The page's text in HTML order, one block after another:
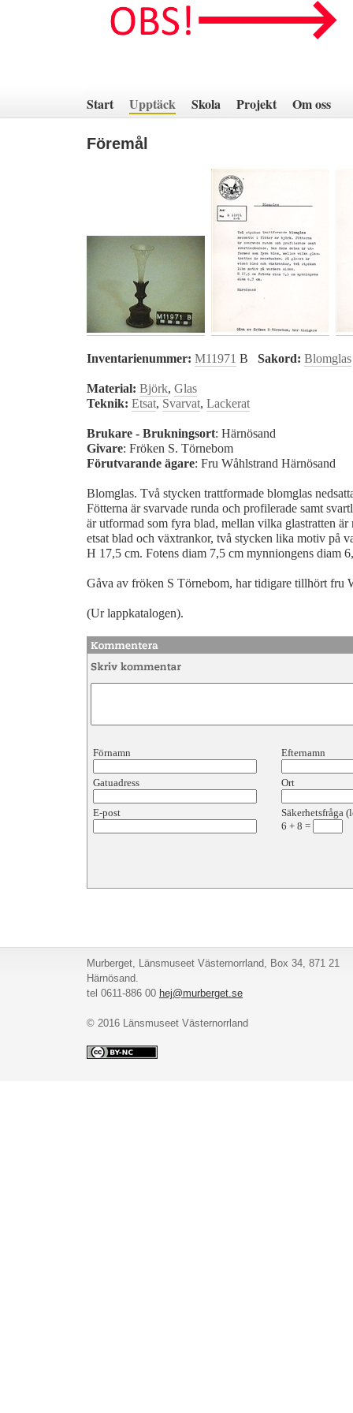
innehåll
Start Upptäck Skola Projekt Om oss
Föremål
Inventarienummer: M11971 B Sakord: Blomglas
Material: Björk, Glas
Teknik: Etsat, Svarvat, Lackerat
Brukare - Brukningsort: Härnösand
Givare: Fröken S. Törnebom
Förutvarande ägare: Fru Wåhlstrand Härnösand
Blomglas. Två stycken trattformade blomglas
Fötterna är svarvade runda och profilerade samt
är utformad som fyra blad, mellan vilka glastratten är
etsat blad och växtrankor, två stycken lika motiv på
H 17,5 cm. Fotens diam 7,5 cm mynniongens diam
Gåva av fröken S Törnebom, har tidigare tillhört fru
(Ur lappkatalogen).
Förnamn Efternamn
Gatuadress Ort
E-post
Säkerhetsfråga
6 + 8 =
Murberget, Länsmuseet Västernorrland, Box 34, 871 21
Härnösand.
tel 0611-886 00 hej@murberget.se
© 2016 Länsmuseet Västernorrland